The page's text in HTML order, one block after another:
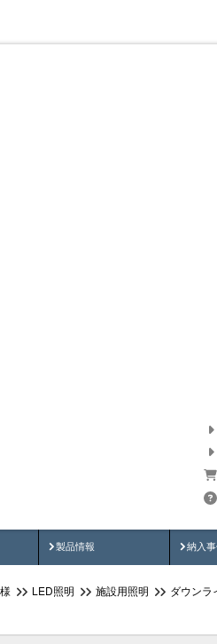
製品情報
製品動画 納入
納
LED照明 施設用照明 ダウンラ